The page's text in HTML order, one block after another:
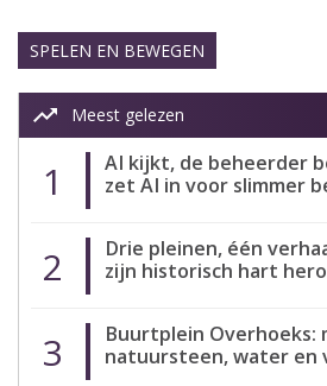
SPELEN EN BEWEGEN
trending_up Meest gelezen
1
AI kijkt, de beheerder
zet AI in voor slimmer
2
Drie pleinen, één
zijn historisch hart
3
Buurtplein Overhoeks:
natuursteen, water